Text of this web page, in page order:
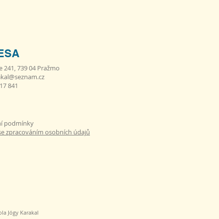
241, 739 04 Pražmo
841
podmínky
zpracováním osobních údajů
Jógy Karakal